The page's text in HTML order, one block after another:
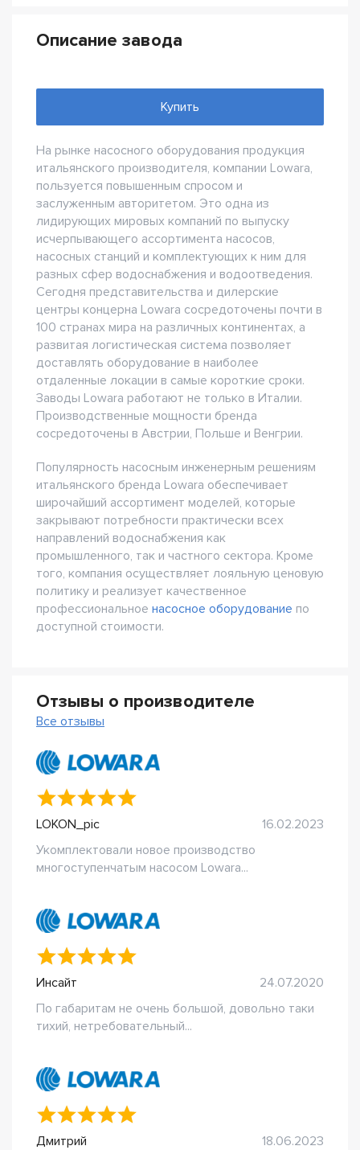
Описание завода
Купить
На рынке насосного оборудования продукция
итальянского производителя, компании Lowara,
пользуется повышенным спросом и
заслуженным авторитетом. Это одна из
лидирующих мировых компаний по выпуску
исчерпывающего ассортимента насосов,
насосных станций и комплектующих к ним для
разных сфер водоснабжения и водоотведения.
Сегодня представительства и дилерские
центры концерна Lowara сосредоточены почти в
100 странах мира на различных континентах, а
развитая логистическая система позволяет
доставлять оборудование в наиболее
отдаленные локации в самые короткие сроки.
Заводы Lowara работают не только в Италии.
Производственные мощности бренда
сосредоточены в Австрии, Польше и Венгрии.
Популярность насосным инженерным решениям
итальянского бренда Lowara обеспечивает
широчайший ассортимент моделей, которые
закрывают потребности практически всех
направлений водоснабжения как
промышленного, так и частного сектора. Кроме
того, компания осуществляет лояльную ценовую
политику и реализует качественное
профессиональное насосное оборудование по
доступной стоимости.
Отзывы о производителе
Все отзывы
LOKON_pic
16.02.2023
Укомплектовали новое производство
многоступенчатым насосом Lowara...
Инсайт
24.07.2020
По габаритам не очень большой, довольно таки
тихий, нетребовательный...
Дмитрий
18.06.2023